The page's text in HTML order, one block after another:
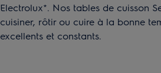
Electrolux*. Nos tables de cuisson
cuisiner, rôtir ou cuire à la bonne
excellents et constants.